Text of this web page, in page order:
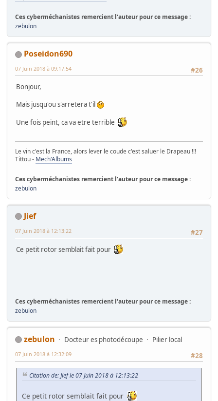
Ces cyberméchanistes remercient l'auteur pour ce message :
zebulon
Poseidon690
#26
07 Juin 2018 à 09:17:54
Bonjour,
Mais jusqu'ou s'arretera t'il
Une fois peint, ca va etre terrible
Le vin c'est la France, alors lever le coude c'est saluer le Drapeau !!!
Tittou - Mech'Albums
Ces cyberméchanistes remercient l'auteur pour ce message :
zebulon
Jief
#27
07 Juin 2018 à 12:13:22
Ce petit rotor semblait fait pour
Ces cyberméchanistes remercient l'auteur pour ce message :
zebulon
zebulon Docteur es photodécoupe
Pilier local
#28
07 Juin 2018 à 12:32:09
Citation de: Jief le 07 Juin 2018 à 12:13:22
Ce petit rotor semblait fait pour